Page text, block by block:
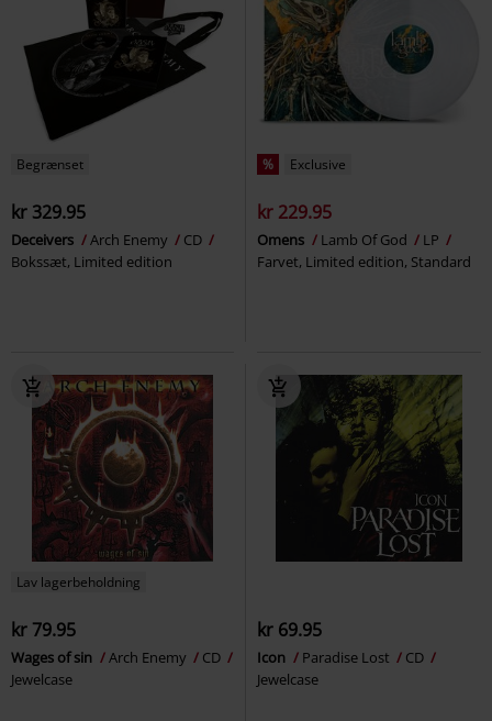
Begrænset
kr 329.95
Deceivers Arch Enemy
CD
Bokssæt, Limited edition
% Exclusive
kr 229.95
Omens Lamb Of God
LP
Farvet, Limited edition, Standard
Lav lagerbeholdning
kr 79.95
Wages of sin Arch Enemy
CD
Jewelcase
kr 69.95
Icon Paradise Lost
CD
Jewelcase